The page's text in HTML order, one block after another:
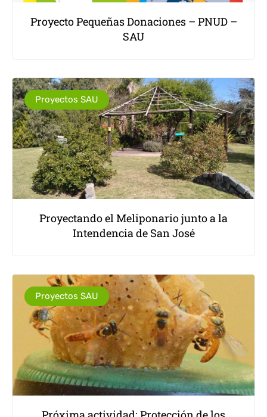
Proyecto Pequeñas Donaciones – PNUD –
SAU
Proyectos SAU
Proyectando el Meliponario junto a la
Intendencia de San José
Proyectos SAU